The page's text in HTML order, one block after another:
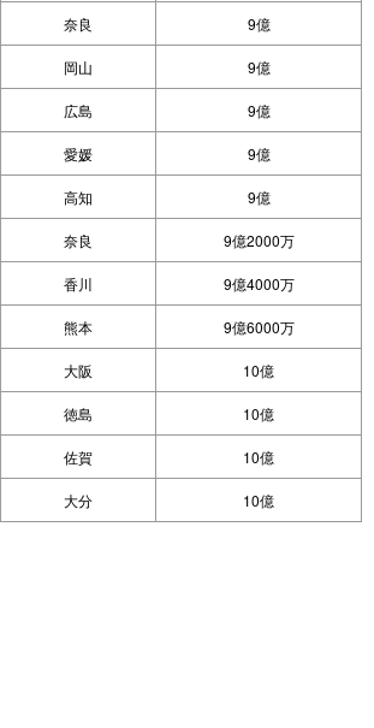
奈良 9億
岡山 9億
広島 9億
愛媛 9億
高知 9億
奈良 9億2000万
香川 9億4000万
熊本 9億6000万
大阪 10億
徳島 10億
佐賀 10億
大分 10億